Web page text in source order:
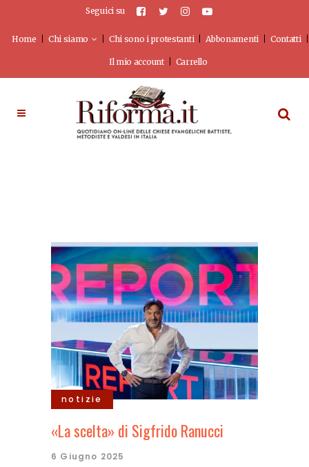
Seguici su
Home Chi siamo Chi sono i protestanti Abbonamenti Contatti
Il mio account Carrello
notizie
«La scelta» di Sigfrido Ranucci
6 Giugno 2025